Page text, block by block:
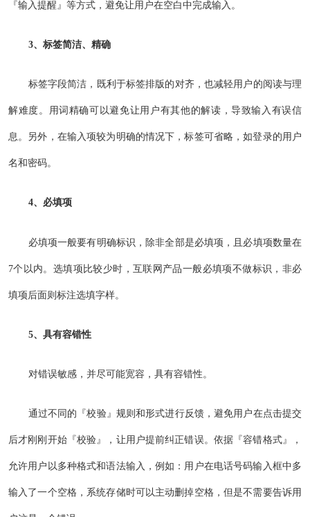
『输入提醒』等方式，避免让用户在空白中完成输入。
3、标签简洁、精确
标签字段简洁，既利于标签排版的对齐，也减轻用户的阅读与理
解难度。用词精确可以避免让用户有其他的解读，导致输入有误信
息。另外，在输入项较为明确的情况下，标签可省略，如登录的用户
名和密码。
4、必填项
必填项一般要有明确标识，除非全部是必填项，且必填项数量在
7个以内。选填项比较少时，互联网产品一般必填项不做标识，非必
填项后面则标注选填字样。
5、具有容错性
对错误敏感，并尽可能宽容，具有容错性。
通过不同的『校验』规则和形式进行反馈，避免用户在点击提交
后才刚刚开始『校验』，让用户提前纠正错误。依据『容错格式』，
允许用户以多种格式和语法输入，例如：用户在电话号码输入框中多
输入了一个空格，系统存储时可以主动删掉空格，但是不需要告诉用